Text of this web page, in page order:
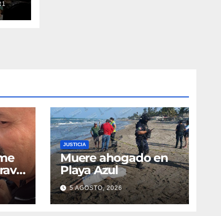
de
JUSTICIA
Muere ahogado en
Playa Azul
5 AGOSTO, 2026